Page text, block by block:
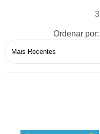
3
Ordenar por: